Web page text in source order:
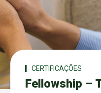
CERTIFICAÇÕES
Fellowship –